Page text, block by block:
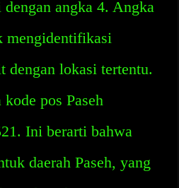
angka 4. Angka
mengidentifikasi
dengan lokasi tertentu.
pos Paseh
Ini berarti bahwa
daerah Paseh, yang